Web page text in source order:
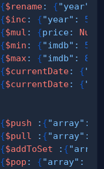
{$rename: {"year"
{$inc : {"year" : 5
{$mul : {price:
{$min : {"imdb" : 5
{$max : {"imdb" : 8
{$currentDate: {
{$currentDate: {
{$push : {"array" :
{$pull : {"array" :
{$addToSet : {
{$pop : {"array" :